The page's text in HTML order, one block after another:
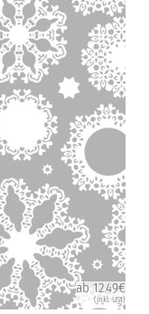
ab 12.49€
(inkl. USt)